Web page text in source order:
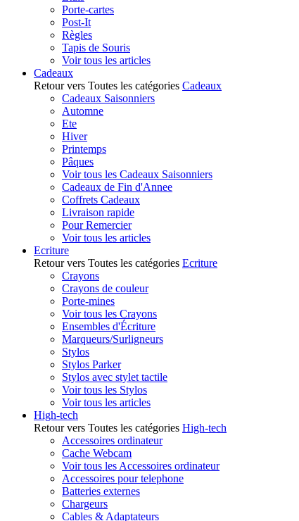
Porte-cartes
Post-It
Règles
Tapis de Souris
Voir tous les articles
Cadeaux
Retour vers Toutes les catégories Cadeaux
Cadeaux Saisonniers
Automne
Ete
Hiver
Printemps
Pâques
Voir tous les Cadeaux Saisonniers
Cadeaux de Fin d'Annee
Coffrets Cadeaux
Livraison rapide
Pour Remercier
Voir tous les articles
Ecriture
Retour vers Toutes les catégories Ecriture
Crayons
Crayons de couleur
Porte-mines
Voir tous les Crayons
Ensembles d'Écriture
Marqueurs/Surligneurs
Stylos
Stylos Parker
Stylos avec stylet tactile
Voir tous les Stylos
Voir tous les articles
High-tech
Retour vers Toutes les catégories High-tech
Accessoires ordinateur
Cache Webcam
Voir tous les Accessoires ordinateur
Accessoires pour telephone
Batteries externes
Chargeurs
Cables & Adaptateurs